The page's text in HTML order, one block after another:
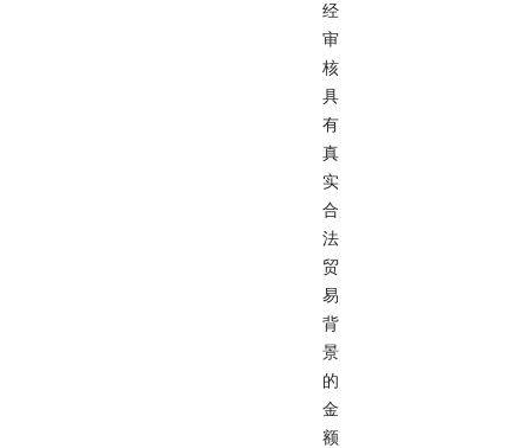
经
审
核
具
有
真
实
合
法
贸
易
背
景
的
金
额